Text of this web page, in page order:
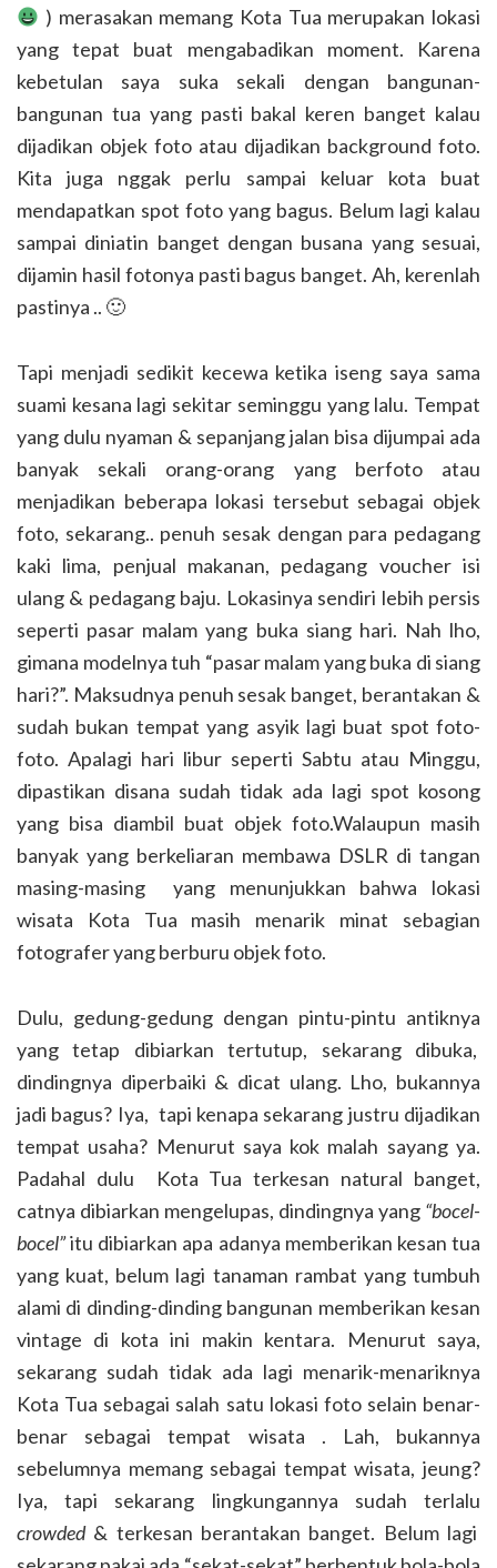
) merasakan memang Kota Tua merupakan lokasi
yang tepat buat mengabadikan moment. Karena
kebetulan saya suka sekali dengan bangunan-
bangunan tua yang pasti bakal keren banget kalau
dijadikan objek foto atau dijadikan background foto.
Kita juga nggak perlu sampai keluar kota buat
mendapatkan spot foto yang bagus. Belum lagi kalau
sampai diniatin banget dengan busana yang sesuai,
dijamin hasil fotonya pasti bagus banget. Ah, kerenlah
pastinya .. 🙂
Tapi menjadi sedikit kecewa ketika iseng saya sama
suami kesana lagi sekitar seminggu yang lalu. Tempat
yang dulu nyaman & sepanjang jalan bisa dijumpai ada
banyak sekali orang-orang yang berfoto atau
menjadikan beberapa lokasi tersebut sebagai objek
foto, sekarang.. penuh sesak dengan para pedagang
kaki lima, penjual makanan, pedagang voucher isi
ulang & pedagang baju. Lokasinya sendiri lebih persis
seperti pasar malam yang buka siang hari. Nah lho,
gimana modelnya tuh “pasar malam yang buka di siang
hari?”. Maksudnya penuh sesak banget, berantakan &
sudah bukan tempat yang asyik lagi buat spot foto-
foto. Apalagi hari libur seperti Sabtu atau Minggu,
dipastikan disana sudah tidak ada lagi spot kosong
yang bisa diambil buat objek foto.Walaupun masih
banyak yang berkeliaran membawa DSLR di tangan
masing-masing yang menunjukkan bahwa lokasi
wisata Kota Tua masih menarik minat sebagian
fotografer yang berburu objek foto.
Dulu, gedung-gedung dengan pintu-pintu antiknya
yang tetap dibiarkan tertutup, sekarang dibuka,
dindingnya diperbaiki & dicat ulang. Lho, bukannya
jadi bagus? Iya, tapi kenapa sekarang justru dijadikan
tempat usaha? Menurut saya kok malah sayang ya.
Padahal dulu Kota Tua terkesan natural banget,
catnya dibiarkan mengelupas, dindingnya yang “bocel-
bocel”itu dibiarkan apa adanya memberikan kesan tua
yang kuat, belum lagi tanaman rambat yang tumbuh
alami di dinding-dinding bangunan memberikan kesan
vintage di kota ini makin kentara. Menurut saya,
sekarang sudah tidak ada lagi menarik-menariknya
Kota Tua sebagai salah satu lokasi foto selain benar-
benar sebagai tempat wisata . Lah, bukannya
sebelumnya memang sebagai tempat wisata, jeung?
Iya, tapi sekarang lingkungannya sudah terlalu
crowded& terkesan berantakan banget. Belum lagi